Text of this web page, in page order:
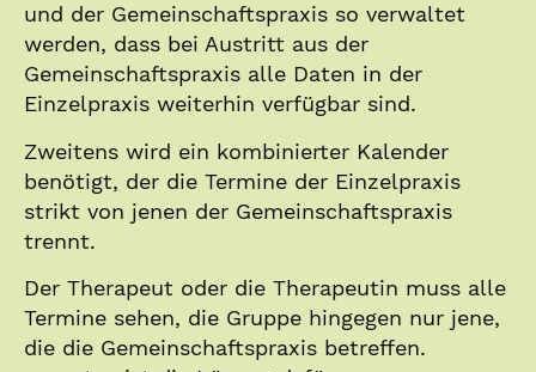
und der Gemeinschaftspraxis so verwaltet
werden, dass bei Austritt aus der
Gemeinschaftspraxis alle Daten in der
Einzelpraxis weiterhin verfügbar sind.
Zweitens wird ein kombinierter Kalender
benötigt, der die Termine der Einzelpraxis
strikt von jenen der Gemeinschaftspraxis
trennt.
Der Therapeut oder die Therapeutin muss alle
Termine sehen, die Gruppe hingegen nur jene,
die die Gemeinschaftspraxis betreffen.